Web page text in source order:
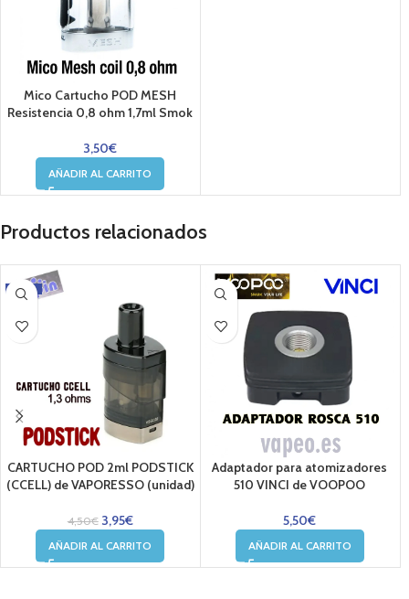
Mico Cartucho POD MESH
Resistencia 0,8 ohm 1,7ml Smok
3,50€
AÑADIR AL CARRITO
Productos relacionados
-12%
CARTUCHO POD 2ml PODSTICK
(CCELL) de VAPORESSO (unidad)
4,50€ 3,95€
AÑADIR AL CARRITO
Adaptador para atomizadores
510 VINCI de VOOPOO
5,50€
AÑADIR AL CARRITO